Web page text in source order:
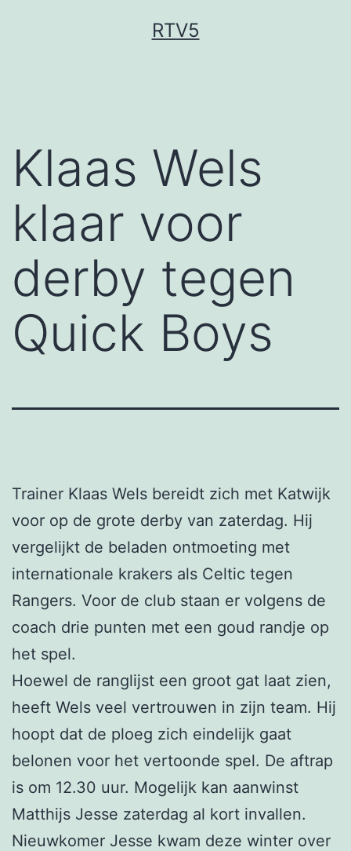
RTV5
Klaas Wels
klaar voor
derby tegen
Quick Boys
Trainer Klaas Wels bereidt zich met Katwijk
voor op de grote derby van zaterdag. Hij
vergelijkt de beladen ontmoeting met
internationale krakers als Celtic tegen
Rangers. Voor de club staan er volgens de
coach drie punten met een goud randje op
het spel.
Hoewel de ranglijst een groot gat laat zien,
heeft Wels veel vertrouwen in zijn team. Hij
hoopt dat de ploeg zich eindelijk gaat
belonen voor het vertoonde spel. De aftrap
is om 12.30 uur. Mogelijk kan aanwinst
Matthijs Jesse zaterdag al kort invallen.
Nieuwkomer Jesse kwam deze winter over